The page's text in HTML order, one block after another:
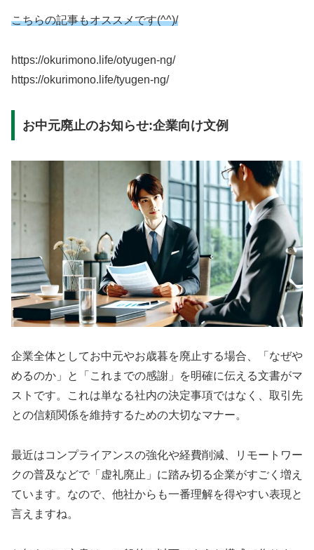
こちらの記事もオススメです(^^)/
https://okurimono.life/otyugen-ng/
https://okurimono.life/tyugen-ng/
お中元廃止のお知らせ:企業向け文例
企業全体としてお中元やお歳暮を廃止する場合、「なぜや
めるのか」と「これまでの感謝」を明確に伝える文書がマ
ストです。これは単なる社内の決定事項ではなく、取引先
との信頼関係を維持するための大切なマナー。
最近はコンプライアンスの強化や経費削減、リモートワー
クの普及などで「虚礼廃止」に踏み切る企業がすごく増え
ています。なので、他社からも一番理解を得やすい表現と
言えますね。